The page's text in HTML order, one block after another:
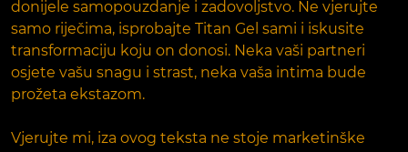
donijele samopouzdanje i zadovoljstvo. Ne vjerujte
samo riječima, isprobajte Titan Gel sami i iskusite
transformaciju koju on donosi. Neka vaši partneri
osjete vašu snagu i strast, neka vaša intima bude
prožeta ekstazom.
Vjerujte mi, iza ovog teksta ne stoje marketinške